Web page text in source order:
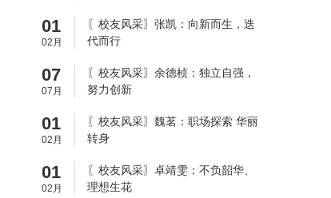
01
02月
〖校友风采〗张凯：向新而生，迭
代而行
07
07月
〖校友风采〗余德桢：独立自强，
努力创新
01
02月
〖校友风采〗魏茗：职场探索 华丽
转身
01
02月
〖校友风采〗卓靖雯：不负韶华、
理想生花